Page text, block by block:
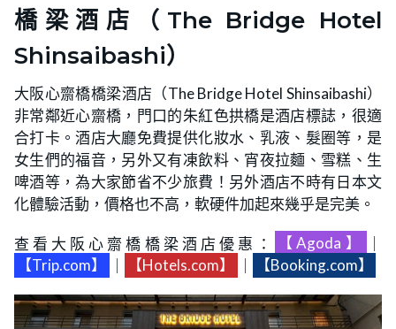
橋梁酒店
（The Bridge Hotel
Shinsaibashi）
大阪心齋橋橋梁酒店（The Bridge Hotel Shinsaibashi）
非常鄰近心齋橋，門口的朱紅色拱橋是酒店標誌，很適
合打卡。酒店大廳免費提供化妝水、乳液、髮圈等，是
女生們的福音，另外又有凍飲料、宵夜拉麵、雪糕、生
啤酒等，為大家節省不少旅費！另外酒店不時有日本文
化體驗活動，價格也不高，軟硬件加起來幾乎是完美。
查看大阪心齋橋橋梁酒店優惠： 【Agoda】
【Trip.com】
【Hotels.com】 【Booking.com】